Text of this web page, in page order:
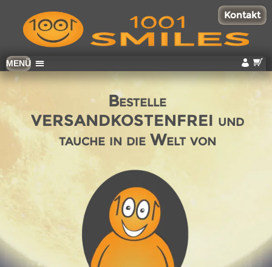
Kontakt
Zum
Inhalt
wechseln
MENÜ
Bestelle
VERSANDKOSTENFREI und
tauche in die Welt von